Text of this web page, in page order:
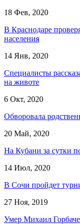
18 Фев, 2020
В Краснодаре
населения
14 Янв, 2020
Специалисты
на животе
6 Окт, 2020
Обворовала
20 Май, 2020
На Кубани за сутки
14 Июл, 2020
В Сочи пройдет
27 Ноя, 2019
Умер Михаил